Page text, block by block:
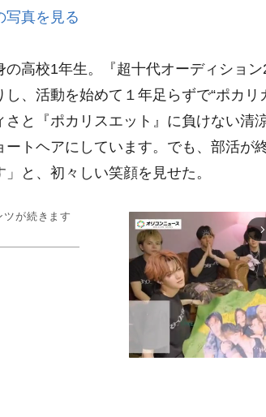
写真を見る
の高校1年生。『超十代オーディショ
、活動を始めて１年足らずで“ポカリ
さと『ポカリスエット』に負けない清
ートヘアにしています。でも、部活が
と、初々しい笑顔を見せた。
が続きます
arrow_forward_ios